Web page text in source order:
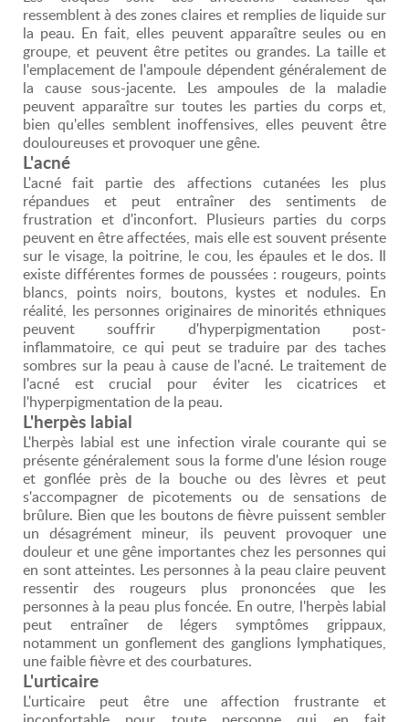
ressemblent à des zones claires et remplies de liquide sur
la peau. En fait, elles peuvent apparaître seules ou en
groupe, et peuvent être petites ou grandes. La taille et
l'emplacement de l'ampoule dépendent généralement de
la cause sous-jacente. Les ampoules de la maladie
peuvent apparaître sur toutes les parties du corps et,
bien qu'elles semblent inoffensives, elles peuvent être
douloureuses et provoquer une gêne.
L'acné
L'acné fait partie des affections cutanées les plus
répandues et peut entraîner des sentiments de
frustration et d'inconfort. Plusieurs parties du corps
peuvent en être affectées, mais elle est souvent présente
sur le visage, la poitrine, le cou, les épaules et le dos. Il
existe différentes formes de poussées : rougeurs, points
blancs, points noirs, boutons, kystes et nodules. En
réalité, les personnes originaires de minorités ethniques
peuvent souffrir d'hyperpigmentation post-
inflammatoire, ce qui peut se traduire par des taches
sombres sur la peau à cause de l'acné. Le traitement de
l'acné est crucial pour éviter les cicatrices et
l'hyperpigmentation de la peau.
L'herpès labial
L'herpès labial est une infection virale courante qui se
présente généralement sous la forme d'une lésion rouge
et gonflée près de la bouche ou des lèvres et peut
s'accompagner de picotements ou de sensations de
brûlure. Bien que les boutons de fièvre puissent sembler
un désagrément mineur, ils peuvent provoquer une
douleur et une gêne importantes chez les personnes qui
en sont atteintes. Les personnes à la peau claire peuvent
ressentir des rougeurs plus prononcées que les
personnes à la peau plus foncée. En outre, l'herpès labial
peut entraîner de légers symptômes grippaux,
notamment un gonflement des ganglions lymphatiques,
une faible fièvre et des courbatures.
L'urticaire
L'urticaire peut être une affection frustrante et